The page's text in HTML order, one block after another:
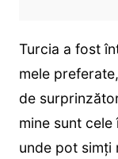
Turcia a fost
mele
de
mine sunt
unde pot simți